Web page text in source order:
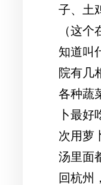
子、土
（这
知道叫
院有几
各种蔬
卜最
次用萝
汤里面
回杭州